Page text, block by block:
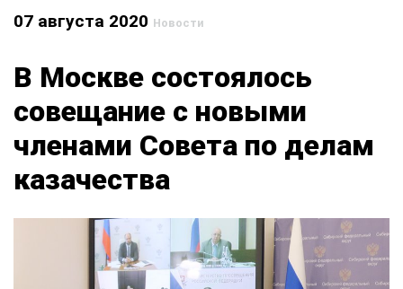
07 августа 2020 Новости
В Москве состоялось
совещание с новыми
членами Совета по делам
казачества